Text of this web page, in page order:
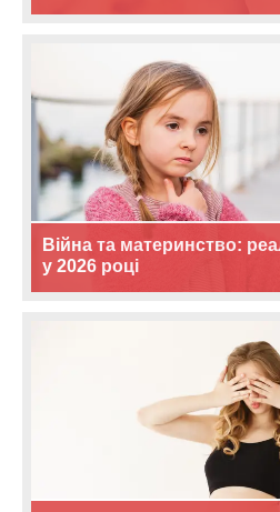
Війна та материнство:
у 2026 році